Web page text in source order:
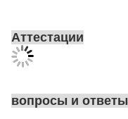
Аттестации
вопросы и ответы